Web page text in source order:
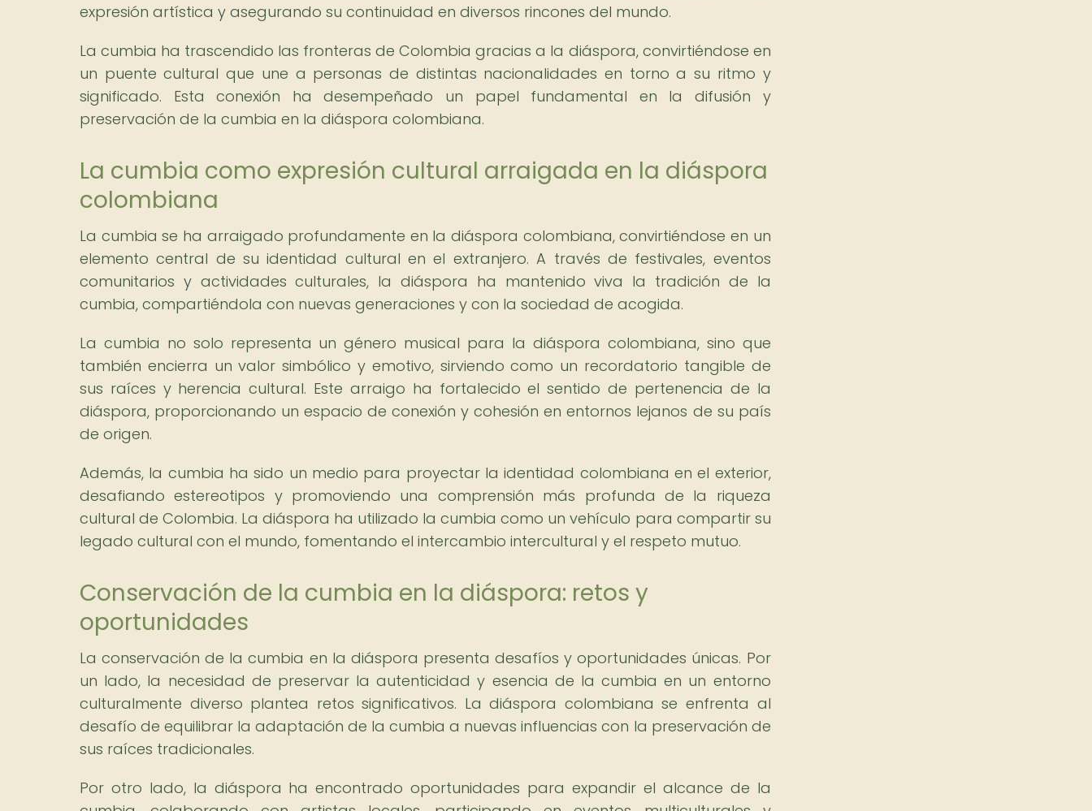
expresión artística y asegurando su continuidad en diversos rincones del mundo.
La cumbia ha trascendido las fronteras de Colombia gracias a la diáspora, convirtiéndose en
un puente cultural que une a personas de distintas nacionalidades en torno a su ritmo y
significado. Esta conexión ha desempeñado un papel fundamental en la difusión y
preservación de la cumbia en la diáspora colombiana.
La cumbia como expresión cultural arraigada en la diáspora
colombiana
La cumbia se ha arraigado profundamente en la diáspora colombiana, convirtiéndose en un
elemento central de su identidad cultural en el extranjero. A través de festivales, eventos
comunitarios y actividades culturales, la diáspora ha mantenido viva la tradición de la
cumbia, compartiéndola con nuevas generaciones y con la sociedad de acogida.
La cumbia no solo representa un género musical para la diáspora colombiana, sino que
también encierra un valor simbólico y emotivo, sirviendo como un recordatorio tangible de
sus raíces y herencia cultural. Este arraigo ha fortalecido el sentido de pertenencia de la
diáspora, proporcionando un espacio de conexión y cohesión en entornos lejanos de su país
de origen.
Además, la cumbia ha sido un medio para proyectar la identidad colombiana en el exterior,
desafiando estereotipos y promoviendo una comprensión más profunda de la riqueza
cultural de Colombia. La diáspora ha utilizado la cumbia como un vehículo para compartir su
legado cultural con el mundo, fomentando el intercambio intercultural y el respeto mutuo.
Conservación de la cumbia en la diáspora: retos y
oportunidades
La conservación de la cumbia en la diáspora presenta desafíos y oportunidades únicas. Por
un lado, la necesidad de preservar la autenticidad y esencia de la cumbia en un entorno
culturalmente diverso plantea retos significativos. La diáspora colombiana se enfrenta al
desafío de equilibrar la adaptación de la cumbia a nuevas influencias con la preservación de
sus raíces tradicionales.
Por otro lado, la diáspora ha encontrado oportunidades para expandir el alcance de la